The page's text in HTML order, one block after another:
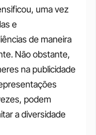
uma vez
e
de maneira
Não obstante,
na publicidade
podem
a diversidade